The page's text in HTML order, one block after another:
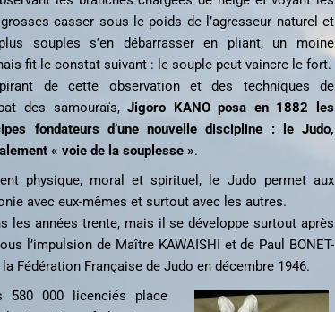
casser sous le poids de l’agresseur naturel et
souples s’en débarrasser en pliant, un moine
fit le constat suivant : le souple peut vaincre le fort.
de cette observation et des techniques de
des samouraïs,Jigoro KANO posa en 1882 les
fondateurs d’une nouvelle discipline : le Judo,
« voie de la souplesse ».
physique, moral et spirituel, le Judo permet aux
avec eux-mêmes et surtout avec les autres.
les années trente, mais il se développe surtout après
l’impulsion de Maître KAWAISHI et de Paul BONET-
Fédération Française de Judo en décembre 1946.
580 000 licenciés place